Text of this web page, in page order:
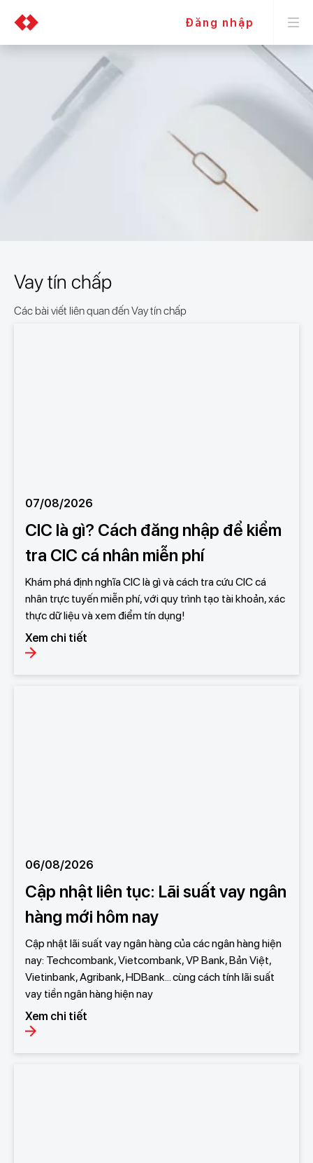
Đăng nhập
Vay tín chấp
Các bài viết liên quan đến Vay tín chấp
07/08/2026
CIC là gì? Cách đăng nhập để kiểm
tra CIC cá nhân miễn phí
Khám phá định nghĩa CIC là gì và cách tra cứu CIC cá
nhân trực tuyến miễn phí, với quy trình tạo tài khoản, xác
thực dữ liệu và xem điểm tín dụng!
Xem chi tiết
06/08/2026
Cập nhật liên tục: Lãi suất vay ngân
hàng mới hôm nay
Cập nhật lãi suất vay ngân hàng của các ngân hàng hiện
nay: Techcombank, Vietcombank, VP Bank, Bản Việt,
Vietinbank, Agribank, HDBank... cùng cách tính lãi suất
vay tiền ngân hàng hiện nay
Xem chi tiết